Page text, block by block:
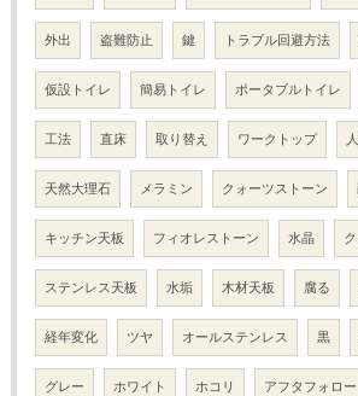
外出 盗難防止 鍵 トラブル回避方法
仮設トイレ 簡易トイレ ポータブルトイレ
工法 直床 取り替え ワークトップ
天然大理石 メラミン クォーツストーン
キッチン天板 フィオレストーン 水晶
ステンレス天板 水垢 木材天板 腐る
経年変化 ツヤ オールステンレス 黒
グレー ホワイト ホコリ アフタフォロー